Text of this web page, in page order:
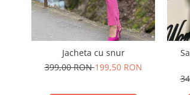
Jacheta cu snur
399,00 RON199,50 RON